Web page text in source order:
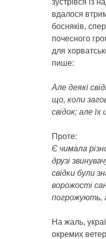
вдалося
босняків,
почесного
для
пише:
Але деякі
що, коли
свідок; але
Проте:
Є чимала
друзі
свідки були
ворожості
погрожують,
На жаль,
окремих